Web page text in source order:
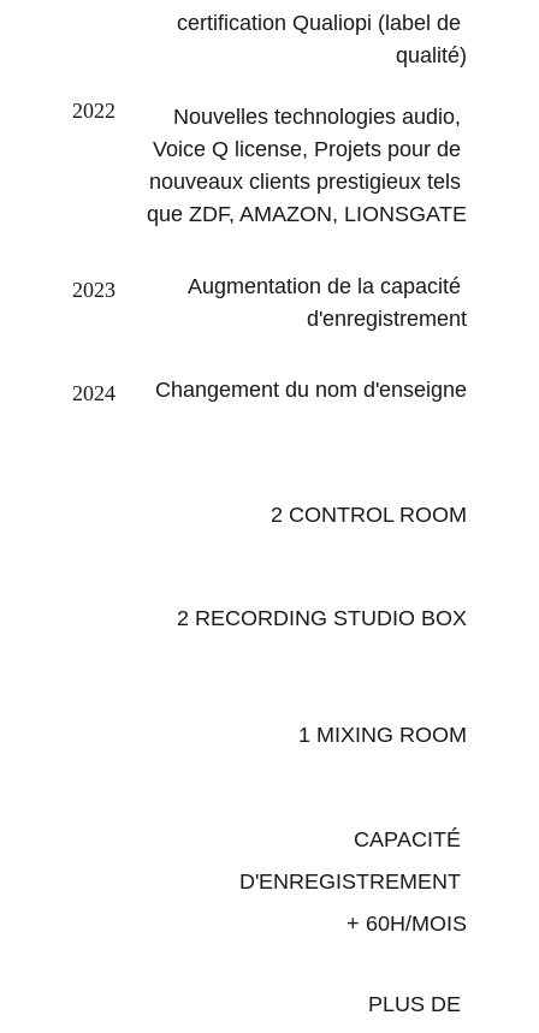
2022
2023
2024
certification Qualiopi (label de
qualité)
Nouvelles technologies audio,
Voice Q license, Projets pour de
nouveaux clients prestigieux tels
que ZDF, AMAZON, LIONSGATE
Augmentation de la capacité
d'enregistrement
Changement du nom d'enseigne
2 CONTROL ROOM
2 RECORDING STUDIO BOX
1 MIXING ROOM
CAPACITÉ
D'ENREGISTREMENT
+ 60H/MOIS
PLUS DE